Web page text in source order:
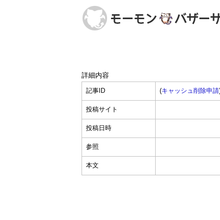
詳細内容
記事ID (キャッシュ削除申請
投稿サイト
投稿日時
参照
本文